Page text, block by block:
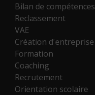
Bilan de compétences
Reclassement
VAE
Création d'entreprise
Formation
Coaching
Recrutement
Orientation scolaire